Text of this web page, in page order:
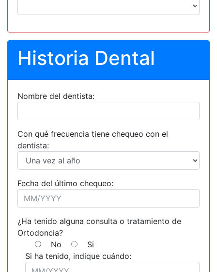
Historia Dental
Nombre del dentista:
Con qué frecuencia tiene chequeo con el
dentista:
Fecha del último chequeo:
¿Ha tenido alguna consulta o tratamiento de
Ortodoncia?
No
Si
Si ha tenido, indique cuándo: